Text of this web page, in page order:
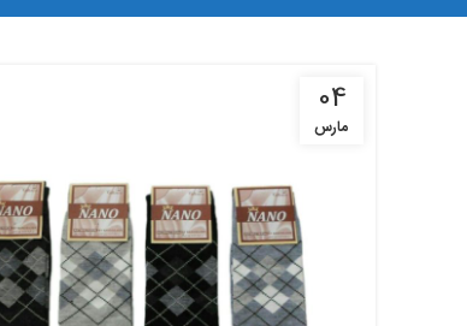
04
مارس